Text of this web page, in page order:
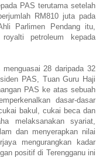
PAS terutama setelah
RM810 juta pada
Parlimen Pendang itu,
petroleum kepada
28 daripada 32
PAS, Tuan Guru Haji
PAS ke atas sebuah
dasar-dasar
bakul, cukai beca dan
melaksanakan syariat,
dan menyerapkan nilai
mengurangkan kadar
positif di Terengganu ini